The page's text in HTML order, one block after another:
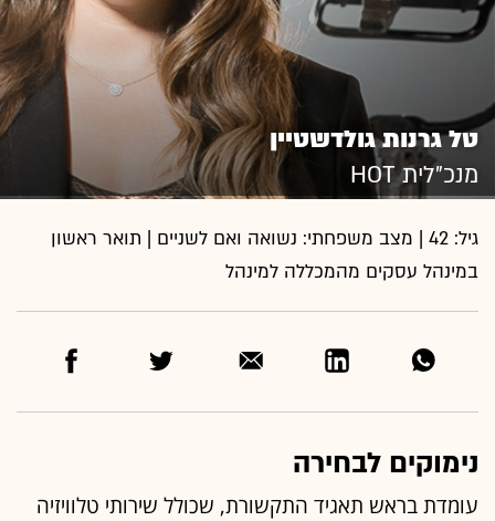
טל גרנות גולדשטיין
מנכ”לית HOT
גיל: 42 | מצב משפחתי: נשואה ואם לשניים | תואר ראשון
במינהל עסקים מהמכללה למינהל
נימוקים לבחירה
עומדת בראש תאגיד התקשורת, שכולל שירותי טלוויזיה